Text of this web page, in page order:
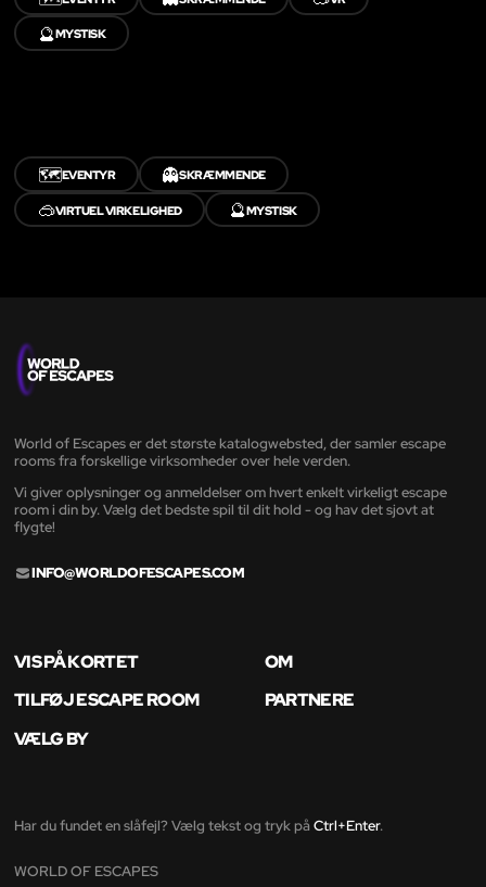
🔮MYSTISK
🗺️EVENTYR 👻SKRÆMMENDE
🥽VIRTUEL VIRKELIGHED 🔮MYSTISK
World of Escapes er det største katalogwebsted, der samler escape
rooms fra forskellige virksomheder over hele verden.
Vi giver oplysninger og anmeldelser om hvert enkelt virkeligt escape
room i din by. Vælg det bedste spil til dit hold - og hav det sjovt at
flygte!
INFO@WORLDOFESCAPES.COM
VIS PÅ KORTET
OM
TILFØJ ESCAPE ROOM
PARTNERE
VÆLG BY
Har du fundet en slåfejl? Vælg tekst og tryk på Ctrl+Enter.
WORLD OF ESCAPES